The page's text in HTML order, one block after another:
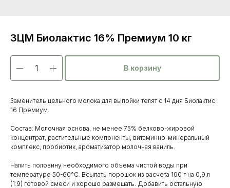
ЗЦМ Биолактис 16% Премиум 10 кг
В корзину
Заменитель цельного молока для выпойки телят с 14 дня Биолактис
16 Премиум.
Состав: Молочная основа, не менее 75% белково-жировой
концентрат, растительные компоненты, витаминно-минеральный
комплекс, пробиотик, ароматизатор молочная ваниль.
Налить половину необходимого объема чистой воды при
температуре 50-60°C. Всыпать порошок из расчета 100 г на 0,9 л
(1:9) готовой смеси и хорошо размешать. Добавить остальную
Каталог
товаров
Ветеринарные препараты